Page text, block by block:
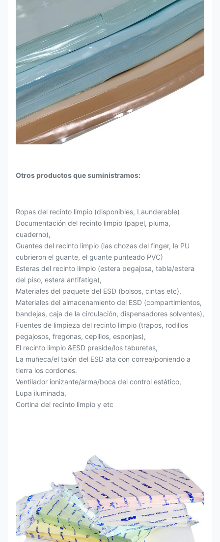
Otros productos que suministramos:
Ropas del recinto limpio (disponibles, Launderable)
Documentación del recinto limpio (papel, pluma,
cuaderno),
Guantes del recinto limpio (las chozas del finger, la PU
cubrieron el guante, el guante punteado PVC)
Esteras del recinto limpio (estera pegajosa, tabla/estera
del piso, estera antifatiga),
Materiales del paquete del ESD (bolsos, cintas etc),
Materiales del almacenamiento del ESD (compartimientos,
bandejas, caja de la circulación, dispensadores solventes),
Fuentes de limpieza del recinto limpio (trapos, rodillos
pegajosos, fregonas, cepillos, esponjas),
El recinto limpio &ESD preside/los taburetes,
La muñeca/el talón del ESD ata con correa/poniendo a
tierra los cordones.
Ventilador ionizante/arma/boca del control estático,
Lupa iluminada,
Cortina del recinto limpio y etc